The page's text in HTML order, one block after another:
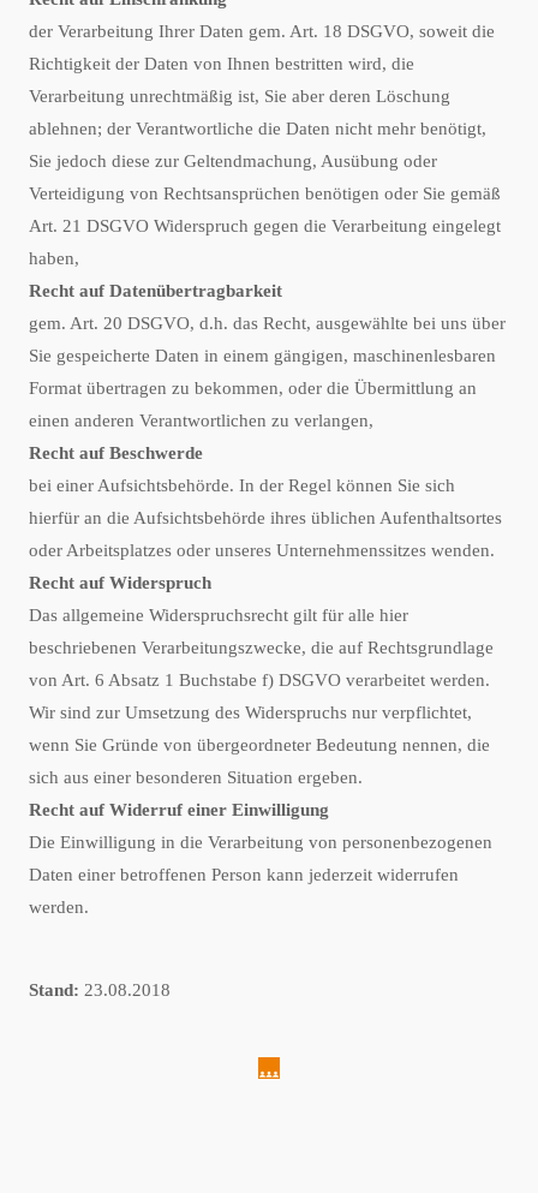
der Verarbeitung Ihrer Daten gem. Art. 18 DSGVO, soweit die
Richtigkeit der Daten von Ihnen bestritten wird, die
Verarbeitung unrechtmäßig ist, Sie aber deren Löschung
ablehnen; der Verantwortliche die Daten nicht mehr benötigt,
Sie jedoch diese zur Geltendmachung, Ausübung oder
Verteidigung von Rechtsansprüchen benötigen oder Sie gemäß
Art. 21 DSGVO Widerspruch gegen die Verarbeitung eingelegt
haben,
Recht auf Datenübertragbarkeit
gem. Art. 20 DSGVO, d.h. das Recht, ausgewählte bei uns über
Sie gespeicherte Daten in einem gängigen, maschinenlesbaren
Format übertragen zu bekommen, oder die Übermittlung an
einen anderen Verantwortlichen zu verlangen,
Recht auf Beschwerde
bei einer Aufsichtsbehörde. In der Regel können Sie sich
hierfür an die Aufsichtsbehörde ihres üblichen Aufenthaltsortes
oder Arbeitsplatzes oder unseres Unternehmenssitzes wenden.
Recht auf Widerspruch
Das allgemeine Widerspruchsrecht gilt für alle hier
beschriebenen Verarbeitungszwecke, die auf Rechtsgrundlage
von Art. 6 Absatz 1 Buchstabe f) DSGVO verarbeitet werden.
Wir sind zur Umsetzung des Widerspruchs nur verpflichtet,
wenn Sie Gründe von übergeordneter Bedeutung nennen, die
sich aus einer besonderen Situation ergeben.
Recht auf Widerruf einer Einwilligung
Die Einwilligung in die Verarbeitung von personenbezogenen
Daten einer betroffenen Person kann jederzeit widerrufen
werden.
Stand: 23.08.2018